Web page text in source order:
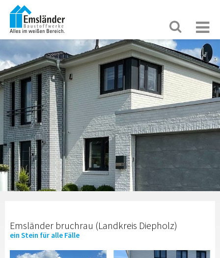
Emsländer bruchrau (Landkreis Diepholz)
ein Stein für alle Fälle